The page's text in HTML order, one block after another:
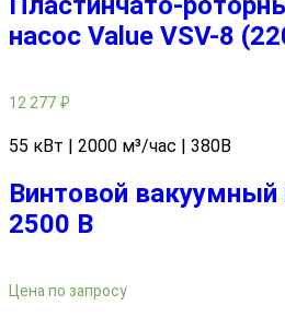
насос Value VSV-8
12 277 ₽
55 кВт | 2000 м³/час | 380В
Винтовой вакуумный
2500 B
Цена по запросу